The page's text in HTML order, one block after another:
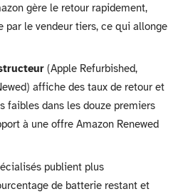
gère le retour rapidement,
par le vendeur tiers, ce qui allonge
(Apple Refurbished,
affiche des taux de retour et
faibles dans les douze premiers
à une offre Amazon Renewed
publient plus
de batterie restant et